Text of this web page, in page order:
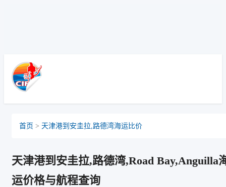
首页 > 天津港到安圭拉,路德湾海运比价
天津港到安圭拉,路德湾,Road Bay,Anguilla
运价格与航程查询